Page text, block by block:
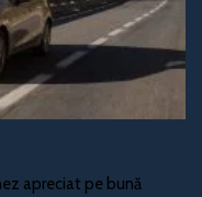
apreciat pe bună